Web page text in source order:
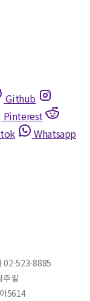
Github
Pinterest
Whatsapp
02-523-8885
주필
5614